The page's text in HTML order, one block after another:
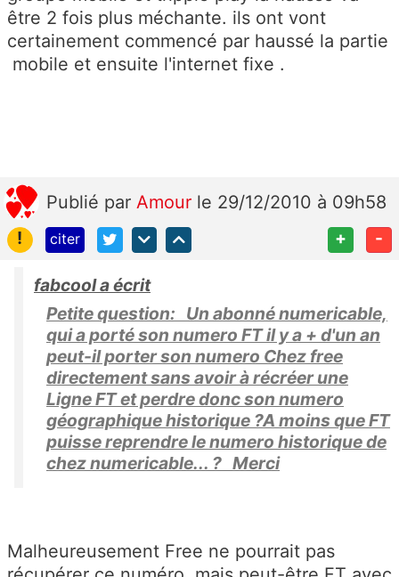
être 2 fois plus méchante. ils ont vont
certainement commencé par haussé la partie
mobile et ensuite l'internet fixe .
Publié par Amour le 29/12/2010 à 09h58
!
citer + -
fabcool a écrit
Petite question: Un abonné numericable,
qui a porté son numero FT il y a + d'un an
peut-il porter son numero Chez free
directement sans avoir à récréer une
Ligne FT et perdre donc son numero
géographique historique ?A moins que FT
puisse reprendre le numero historique de
chez numericable... ? Merci
Malheureusement Free ne pourrait pas